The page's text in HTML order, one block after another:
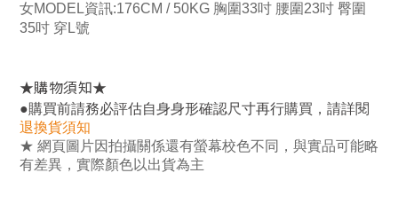
女MODEL資訊:176CM / 50KG 胸圍33吋 腰圍23吋 臀圍
35吋 穿L號
★購物須知★
●購買前請務必評估自身身形確認尺寸再行購買 ， 請詳閱
退換貨須知
★ 網頁圖片因拍攝關係還有螢幕校色不同，與實品可能略
有差異，實際顏色以出貨為主